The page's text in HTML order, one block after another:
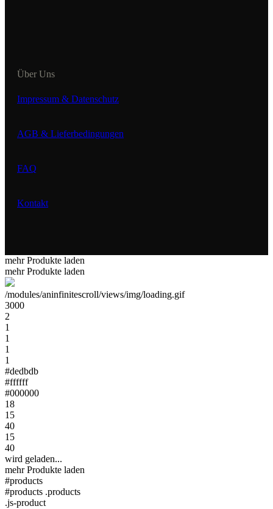
Über Uns
Impressum & Datenschutz
AGB & Lieferbedingungen
FAQ
Kontakt
mehr Produkte laden
mehr Produkte laden
/modules/aninfinitescroll/views/img/loading.gif
3000
2
1
1
1
1
#dedbdb
#ffffff
#000000
18
15
40
15
40
wird geladen...
mehr Produkte laden
#products
#products .products
.js-product